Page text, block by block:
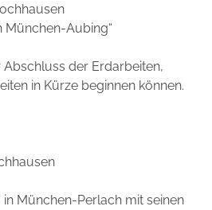
München-Aubing“
der Erdarbeiten,
in Kürze beginnen können.
in München-Perlach mit seinen